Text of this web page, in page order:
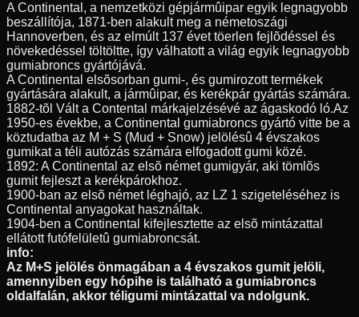
A Continental, a nemzetközi gépjármûipar egyik legnagyobb
beszállítója, 1871-ben alakult meg a németoszági
Hannoverben, és az elmúlt 137 évet töerlen fejlõdéssel és
növekedéssel töltöltte, így válhatott a világ egyik legnagyobb
gumiabroncs gyártójává.
A Continental elsõsorban gumi-, és gumirozott termékek
gyártására alakult, a jármûipar, és kerékpár gyártás számára.
1882-tõl Vált a Contental márkajelzésévé az ágaskodó ló.Az
1950-es évekbe, a Continental gumiabroncs gyártó vitte be a
köztudatba az M + S (Mud + Snow) jelölésû 4 évszakos
gumikat a téli autózás számára elfogadott gumi közé.
1892: A Continental az elsõ német gumigyár, aki tömlõs
gumit fejleszt a kerékpárokhoz.
1900-ban az elsõ német léghajó, az LZ 1 szigeteléséhez is
Continental anyagokat használtak.
1904-ben a Continental kifejlesztette az elsõ mintázattal
ellátott futófelületû gumiabroncsát.
info:
Az M+S jelölés önmagában a 4 évszakos gumit jelöli,
amennyiben egy hópihe is található a gumiabroncs
oldalfalán, akkor téligumi mintázattal va ndolgunk.